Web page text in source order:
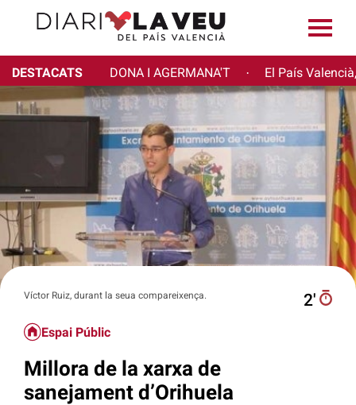
DESTACATS DONA I AGERMANA'T · El País
Víctor Ruiz, durant la seua compareixença. 2′
Espai Públic
Millora de la xarxa de
sanejament d’Orihuela